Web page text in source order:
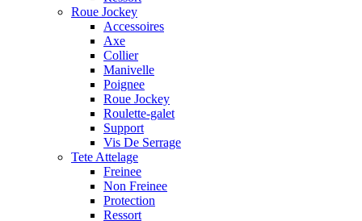
Roue Jockey
Accessoires
Axe
Collier
Manivelle
Poignee
Roue Jockey
Roulette-galet
Support
Vis De Serrage
Tete Attelage
Freinee
Non Freinee
Protection
Ressort